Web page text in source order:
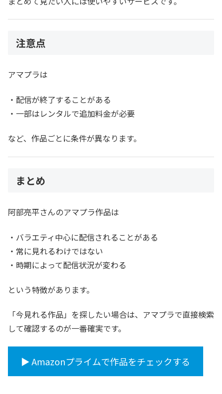
注意点
アマプラは
・配信が終了することがある
・一部はレンタルで追加料金が必要
など、作品ごとに条件が異なります。
まとめ
阿部亮平さんのアマプラ作品は
・バラエティ中心に配信されることがある
・常に見れるわけではない
・時期によって配信状況が変わる
という特徴があります。
「今見れる作品」を探したい場合は、アマプラで直接検索
して確認するのが一番確実です。
▶︎ Amazonプライムで作品をチェックする